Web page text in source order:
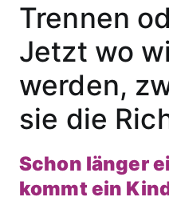
Trennen
Jetzt wo
werden,
sie die
Schon länger
kommt ein